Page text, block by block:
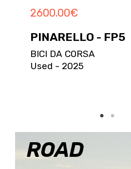
2600.00€
PINARELLO - FP5
BICI DA CORSA
Used - 2025
ROAD